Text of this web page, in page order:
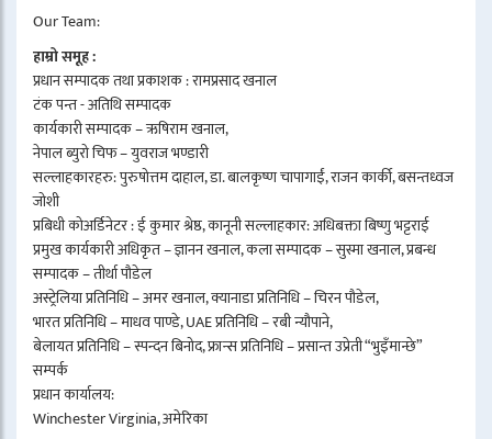
Our Team:
हाम्रो समूह :
प्रधान सम्पादक तथा प्रकाशक : रामप्रसाद खनाल
टंक पन्त - अतिथि सम्पादक
कार्यकारी सम्पादक – ऋषिराम खनाल,
नेपाल ब्युरो चिफ – युवराज भण्डारी
सल्लाहकारहरु: पुरुषोत्तम दाहाल, डा. बालकृष्ण चापागाईं, राजन कार्की, बसन्तध्वज
जोशी
प्रबिधी कोअर्डिनेटर : ई कुमार श्रेष्ठ, कानूनी सल्लाहकार: अधिबक्ता बिष्णु भट्टराई
प्रमुख कार्यकारी अधिकृत – ज्ञानन खनाल, कला सम्पादक – सुस्मा खनाल, प्रबन्ध
सम्पादक – तीर्था पौडेल
अस्ट्रेलिया प्रतिनिधि – अमर खनाल, क्यानाडा प्रतिनिधि – चिरन पौडेल,
भारत प्रतिनिधि – माधव पाण्डे, UAE प्रतिनिधि – रबी न्यौपाने,
बेलायत प्रतिनिधि – स्पन्दन बिनोद, फ्रान्स प्रतिनिधि – प्रसान्त उप्रेती “भुइँमान्छे”
सम्पर्क
प्रधान कार्यालय:
Winchester Virginia, अमेरिका